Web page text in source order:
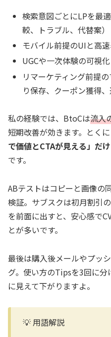
検索意図ごとにLPを最
較、トラブル、代替案）
モバイル前提のUIと高速
UGCや一次体験の可視
リマーケティング前提
り保存、クーポン獲得、
私の経験では、BtoCは流入
短期改善が効きます。とくに
で価値とCTAが見える」だ
です。
ABテストはコピーと画像の
検証。サブスクは初月割引
を前面に出すと、安心感で
とが多いです。
最後は購入後メールやプッ
グ。使い方のTipsを3回に分
に見えて下がりますよ。
💡 用語解説